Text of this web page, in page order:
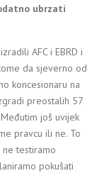
ubrzati
AFC i EBRD i
da sjeverno od
koncesionaru na
preostalih 57
još uvijek
pravcu ili ne. To
testiramo
pokušati